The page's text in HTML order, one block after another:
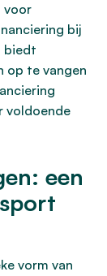
voor
bij
biedt
op te vangen
voldoende
een
vorm van